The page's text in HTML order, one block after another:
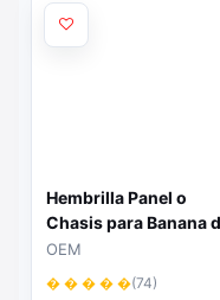
Hembrilla Panel o
Chasis para Banana
4mm 24Amp NEGRO
OEM
� � � � �(74)